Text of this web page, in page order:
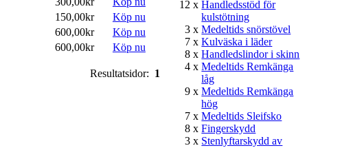
150,00kr
Köp nu
600,00kr
Köp nu
600,00kr Köp nu
Resultatsidor: 1
12 xHandledsstöd för
kulstötning
3 xMedeltids snörstövel
7 xKulväska i läder
8 xHandledslindor i skinn
4 xMedeltids Remkänga
låg
9 xMedeltids Remkänga
hög
7 xMedeltids Sleifsko
8 xFingerskydd
3 x Stenlyftarskydd av